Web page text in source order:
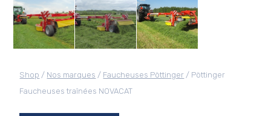
Shop / Nos marques / Faucheuses Pöttinger / Pöttinger
Faucheuses traînées NOVACAT